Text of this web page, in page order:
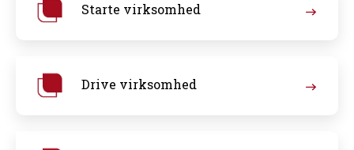
Starte virksomhed
Drive virksomhed